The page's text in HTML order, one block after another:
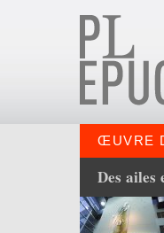
ŒUVRE
Des ailes